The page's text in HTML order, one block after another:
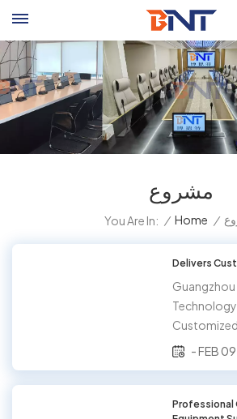
مشروع
You Are In: / Home /
Delivers
US Client,
Boente
recently
- FEB
Professional